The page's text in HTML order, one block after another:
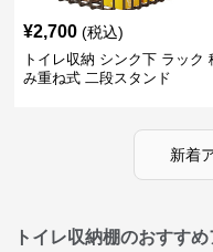
¥2,700 (税込)
トイレ収納 シンク下 ラック
み重ね式 二段スタンド
新着
トイレ収納棚のおすす